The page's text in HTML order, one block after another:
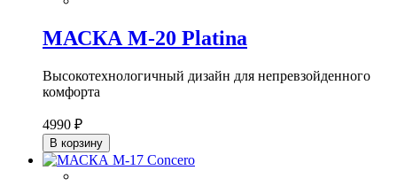
МАСКА М-20 Platina
Высокотехнологичный дизайн для непревзойденного
комфорта
4990 ₽
В корзину